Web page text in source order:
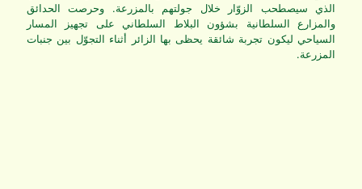
الذي سيصطحب الزوّار خلال جولتهم بالمزرعة. وحرصت الحدائق
والمزارع السلطانية بشؤون البلاط السلطاني على تجهيز المسار
السياحي ليكون تجربة شائقة يحظى بها الزائر أثناء التجوّل بين جنبات
المزرعة.